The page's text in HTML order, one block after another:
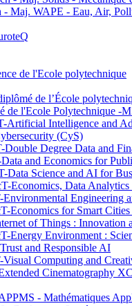
Maj. WAPE - Eau, Air,
de l'Ecole polytechnique
de l’École
de l'Ecole Polytechnique -
Intelligence and
(CyS)
Degree Data and
and Economics for
Science and AI for
Economics, Data Analytics
Engineering
Economics for Smart
of Things : Innovation
Energy Environment :
and Responsible AI
Computing and
Cinematography
- Mathématiques